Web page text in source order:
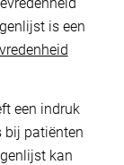
is een
een indruk
bij patiënten
kan